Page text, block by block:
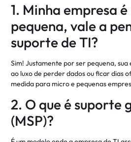
1. Minha empresa
pequena, vale a
suporte de TI?
Sim! Justamente por ser pequena,
ao luxo de perder dados ou ficar dias
medida para micro e pequenas
2. O que é suporte
(MSP)?